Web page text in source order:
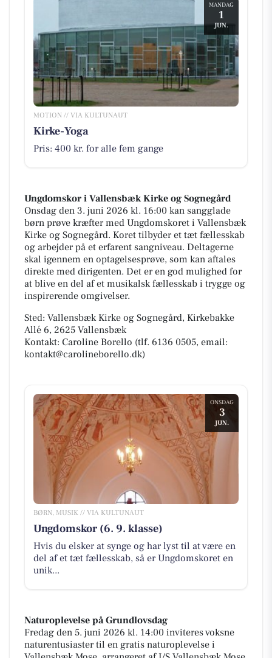
MANDAG
1
JUN.
MOTION // VIA KULTUNAUT
Kirke-Yoga
Pris: 400 kr. for alle fem gange
Ungdomskor i Vallensbæk Kirke og Sognegård
Onsdag den 3. juni 2026 kl. 16:00 kan sangglade
børn prøve kræfter med Ungdomskoret i Vallensbæk
Kirke og Sognegård. Koret tilbyder et tæt fællesskab
og arbejder på et erfarent sangniveau. Deltagerne
skal igennem en optagelsesprøve, som kan aftales
direkte med dirigenten. Det er en god mulighed for
at blive en del af et musikalsk fællesskab i trygge og
inspirerende omgivelser.
Sted: Vallensbæk Kirke og Sognegård, Kirkebakke
Allé 6, 2625 Vallensbæk
Kontakt: Caroline Borello (tlf. 6136 0505, email:
kontakt@carolineborello.dk)
ONSDAG
3
JUN.
BØRN, MUSIK // VIA KULTUNAUT
Ungdomskor (6. 9. klasse)
Hvis du elsker at synge og har lyst til at være en
del af et tæt fællesskab, så er Ungdomskoret en
unik...
Naturoplevelse på Grundlovsdag
Fredag den 5. juni 2026 kl. 14:00 inviteres voksne
naturentusiaster til en gratis naturoplevelse i